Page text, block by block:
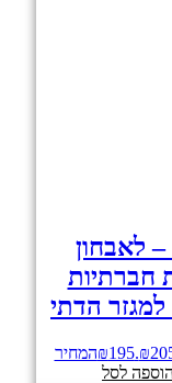
– לאבחון
חברתיות
הדתי
₪195
המחיר
הוספה לסל